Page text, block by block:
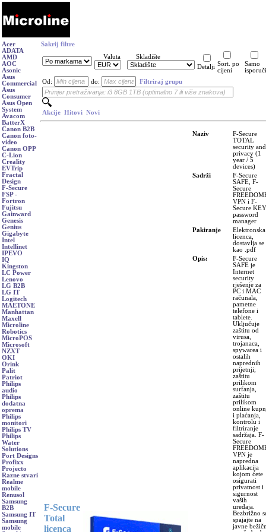
Acer
ADATA
AMD
AOC
Asonic
Asus
Commercial
Asus
Consumer
Asus Open
System
Avacom
BatterX
Canon B2B
Canon foto-
video
Canon OPP
C-Lion
Creality
EVTrip
Fractal
Design
F-Secure
FSP -
Fortron
Fujitsu
Gainward
Genesis
Genius
Gigabyte
Intel
Intellinet
IPEVO
IQ
Kingston
LC Power
Lenovo
LG B2B
LG IT
Logitech
MAETONE
Manhattan
Maxell
Microline
Robotics
MicroPOS
Microsoft
NZXT
OKI
Orink
Palit
Patriot
Philips
audio
Philips
dodatna
oprema
Philips
monitori
Philips TV
Philips
Water
Solutions
Port Designs
Profixx
Projecto
Razne stvari
Realme
mobile
Renusol
Samsung
B2B
Samsung IT
Samsung
mobile
Sakrij filtre
Valuta
Skladište
Detalji Sort. po
cijeni
Samo
Od:
do: Filtriraj grupu
Akcije Hitovi Novi
F-Secure
Total
licenca
Naziv
F-Secure
TOTAL
security and
privacy (1
year / 5
devices)
Sadrži
F-Secure
SAFE, F-
Secure
VPN i F-
Secure KEY
password
manager
Pakiranje
Elektronska
licenca,
dostavlja se
kao .pdf
Opis:
F-Secure
SAFE je
Internet
security
rješenje za
PC i MAC
računala,
pametne
telefone i
tablete.
Uključuje
zaštitu od
virusa,
trojanaca,
spywarea i
ostalih
naprednih
prijetnji;
zaštitu
prilikom
surfanja,
zaštitu
prilikom
online
i plaćanja,
kontrolu i
filtriranje
sadržaja. F-
Secure
VPN je
napredna
aplikacija
kojom ćete
osigurati
privatnost i
sigurnost
vaših
uređaja.
Bezbrižno
spajajte na
javne